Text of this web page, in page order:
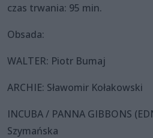
czas trwania: 95 min.
Obsada:
WALTER: Piotr Bumaj
ARCHIE: Sławomir Kołakowski
INCUBA / PANNA GIBBONS
Szymańska